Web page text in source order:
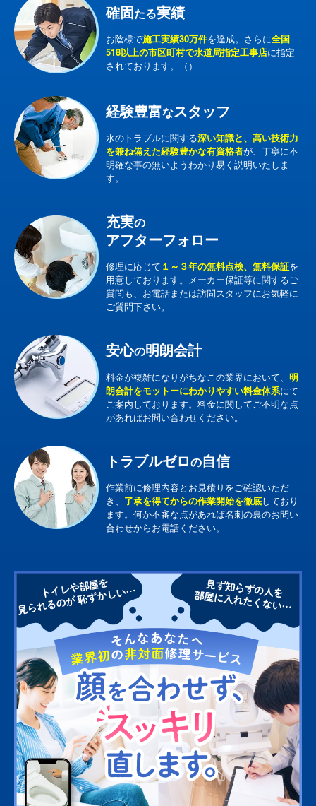
確固たる実績
お陰様で施工実績30万件を達成。さらに全国
518以上の市区町村で水道局指定工事店に指定
されております。（）
経験豊富なスタッフ
水のトラブルに関する深い知識と、高い技術力
を兼ね備えた経験豊かな有資格者が、丁寧に不
明確な事の無いようわかり易く説明いたしま
す。
充実の
アフターフォロー
修理に応じて １～３年の無料点検、無料保証を
用意しております。メーカー保証等に関するご
質問も、お電話または訪問スタッフにお気軽に
ご質問下さい。
安心の明朗会計
料金が複雑になりがちなこの業界において、 明
朗会計をモットーにわかりやすい料金体系にて
ご案内しております。料金に関してご不明な点
があればお問い合わせください。
トラブルゼロの自信
作業前に修理内容とお見積りをご確認いただ
き、 了承を得てからの作業開始を徹底しており
ます。何か不審な点があれば名刺の裏のお問い
合わせからお電話ください。